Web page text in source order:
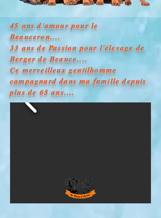
45 ans d'amour pour le
Beauceron....
33 ans de Passion pour l'élevage de
Berger de Beauce....
Ce merveilleux gentilhomme
campagnard dans ma famille depuis
plus de 65 ans....